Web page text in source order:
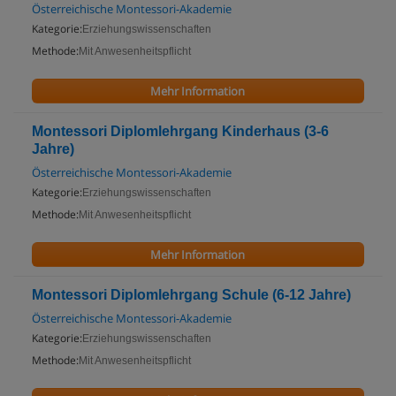
Österreichische Montessori-Akademie
Kategorie: Erziehungswissenschaften
Methode: Mit Anwesenheitspflicht
Mehr Information
Montessori Diplomlehrgang Kinderhaus (3-6
Jahre)
Österreichische Montessori-Akademie
Kategorie: Erziehungswissenschaften
Methode: Mit Anwesenheitspflicht
Mehr Information
Montessori Diplomlehrgang Schule (6-12 Jahre)
Österreichische Montessori-Akademie
Kategorie: Erziehungswissenschaften
Methode: Mit Anwesenheitspflicht